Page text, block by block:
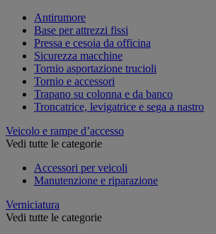
Antirumore
Base per attrezzi fissi
Pressa e cesoia da officina
Sicurezza macchine
Tornio asportazione trucioli
Tornio e accessori
Trapano su colonna e da banco
Troncatrice, levigatrice e sega a nastro
Veicolo e rampe d’accesso
Vedi tutte le categorie
Accessori per veicoli
Manutenzione e riparazione
Verniciatura
Vedi tutte le categorie